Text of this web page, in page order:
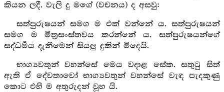
කියන ලදී. වැලි දු මගේ (වචනය) ද අසවු:
සත්පුරුෂයන් සමග ම එක් වන්නේ ය. සත්පුරුෂයන්
සමග ම මිත්‍රසංස්තවය කරන්නේ ය. සත්පුරුෂයන්ගේ
සද්ධර්‍මය දැනීමෙන් සියලු දුකින් මිදෙයි.
භාග්‍යවතුන් වහන්සේ මෙය වදාළ සේක. සතුටු සිත්
ඇති ඒ දේවතාවෝ භාග්‍යවතුන් වහන්සේ වැඳ පැදකුණු
කොට එහි ම අතුරුදන් වූහ යි.